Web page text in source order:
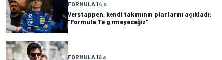
FORMULA 14 s
Verstappen, kendi takımının planlarını açıkladı:
"Formula 1’e girmeyeceğiz"
FORMULA 16 s